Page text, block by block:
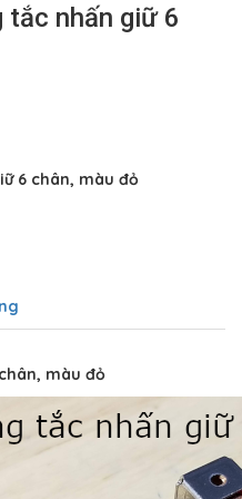
tắc nhấn giữ 6
6 chân, màu đỏ
màu đỏ